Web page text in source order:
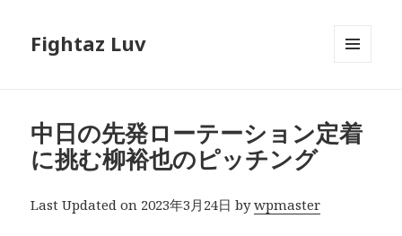
Fightaz Luv
ット
中日の先発ローテーション定着
に挑む柳裕也のピッチング
Last Updated on 2023年3月24日 bywpmaster